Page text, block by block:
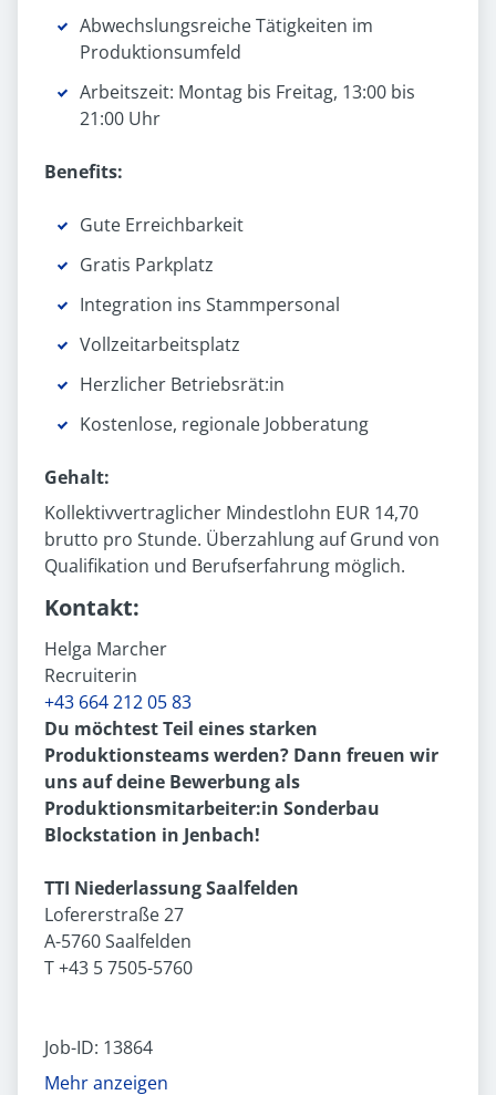
Abwechslungsreiche Tätigkeiten im
Produktionsumfeld
Arbeitszeit: Montag bis Freitag, 13:00 bis
21:00 Uhr
Benefits:
Gute Erreichbarkeit
Gratis Parkplatz
Integration ins Stammpersonal
Vollzeit­arbeitsplatz
Herzlicher Betriebsrät:in
Kostenlose, regionale Jobberatung
Gehalt:
Kollektivvertraglicher Mindestlohn EUR 14,70
brutto pro Stunde. Überzahlung auf Grund von
Qualifikation und Berufserfahrung möglich.
Kontakt:
Helga Marcher
Recruiterin
+43 664 212 05 83
Du möchtest Teil eines starken
Produktionsteams werden? Dann freuen wir
uns auf deine Bewerbung als
Produktionsmitarbeiter:in Sonderbau
Blockstation in Jenbach!
TTI Niederlassung Saalfelden
Lofererstraße 27
A-5760 Saalfelden
T +43 5 7505-5760
Job-ID: 13864
Mehr anzeigen